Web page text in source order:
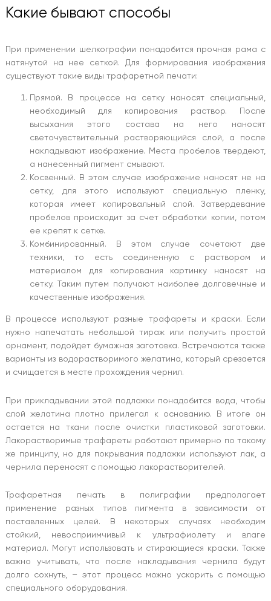
Какие бывают способы
При применении шелкографии понадобится прочная рама с
натянутой на нее сеткой. Для формирования изображения
существуют такие виды трафаретной печати:
Прямой. В процессе на сетку наносят специальный,
необходимый для копирования раствор. После
высыхания этого состава на него наносят
светочувствительный растворяющийся слой, а после
накладывают изображение. Места пробелов твердеют,
а нанесенный пигмент смывают.
Косвенный. В этом случае изображение наносят не на
сетку, для этого используют специальную пленку,
которая имеет копировальный слой. Затвердевание
пробелов происходит за счет обработки копии, потом
ее крепят к сетке.
Комбинированный. В этом случае сочетают две
техники, то есть соединенную с раствором и
материалом для копирования картинку наносят на
сетку. Таким путем получают наиболее долговечные и
качественные изображения.
В процессе используют разные трафареты и краски. Если
нужно напечатать небольшой тираж или получить простой
орнамент, подойдет бумажная заготовка. Встречаются также
варианты из водорастворимого желатина, который срезается
и счищается в месте прохождения чернил.
При прикладывании этой подложки понадобится вода, чтобы
слой желатина плотно прилегал к основанию. В итоге он
остается на ткани после очистки пластиковой заготовки.
Лакорастворимые трафареты работают примерно по такому
же принципу, но для покрывания подложки используют лак, а
чернила переносят с помощью лакорастворителей.
Трафаретная печать в полиграфии предполагает
применение разных типов пигмента в зависимости от
поставленных целей. В некоторых случаях необходим
стойкий, невосприимчивый к ультрафиолету и влаге
материал. Могут использовать и стирающиеся краски. Также
важно учитывать, что после накладывания чернила будут
долго сохнуть, – этот процесс можно ускорить с помощью
специального оборудования.